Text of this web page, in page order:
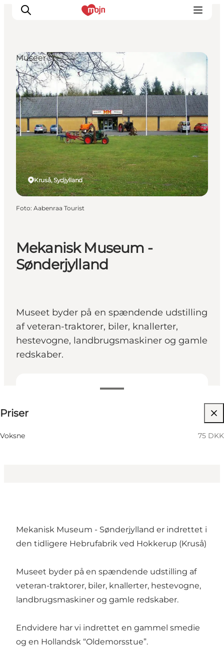
Oplevelser
Byer & Steder
Det sker
Overnatning
Planlæg din ferie
Booking
Mekanisk Museum -
Sønderjylland
Museet byder på en spændende udstilling
af veteran-traktorer, biler, knallerter,
hestevogne, landbrugsmaskiner og gamle
redskaber.
Priser
Voksne 75 DKK
Kruså, Sydjylland
Museer
Foto: Aabenraa Tourist
Mekanisk Museum - Sønderjylland er indrettet i
den tidligere Hebrufabrik ved Hokkerup (Kruså)
Museet byder på en spændende udstilling af
veteran-traktorer, biler, knallerter, hestevogne,
landbrugsmaskiner og gamle redskaber.
Endvidere har vi indrettet en gammel smedie
og en Hollandsk “Oldemorsstue”.